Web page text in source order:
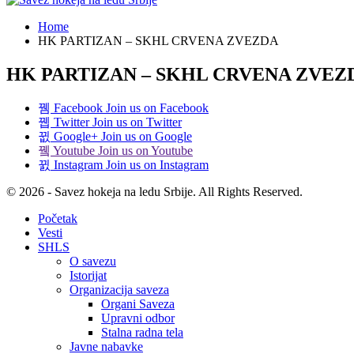
Home
HK PARTIZAN – SKHL CRVENA ZVEZDA
HK PARTIZAN – SKHL CRVENA
Facebook Join us on Facebook
Twitter Join us on Twitter
Google+ Join us on Google
Youtube Join us on Youtube
Instagram Join us on Instagram
© 2026 - Savez hokeja na ledu Srbije. All Rights Reserved.
Početak
Vesti
SHLS
O savezu
Istorijat
Organizacija saveza
Organi Saveza
Upravni odbor
Stalna radna tela
Javne nabavke